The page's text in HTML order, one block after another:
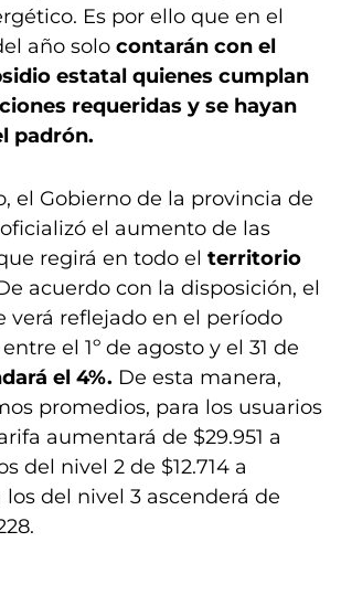
Es por ello que en el
año solo contarán con el
estatal quienes cumplan
requeridas y se hayan
padrón.
el Gobierno de la provincia de
el aumento de las
regirá en todo el territorio
acuerdo con la disposición, el
verá reflejado en el período
el 1º de agosto y el 31 de
el 4%. De esta manera,
promedios, para los usuarios
aumentará de $29.951 a
del nivel 2 de $12.714 a
los del nivel 3 ascenderá de